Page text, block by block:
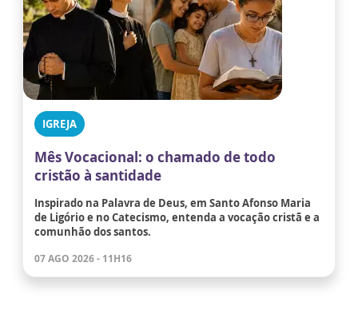
IGREJA
Mês Vocacional: o chamado de todo
cristão à santidade
Inspirado na Palavra de Deus, em Santo Afonso Maria
de Ligório e no Catecismo, entenda a vocação cristã e a
comunhão dos santos.
07 AGO 2026 - 11H16